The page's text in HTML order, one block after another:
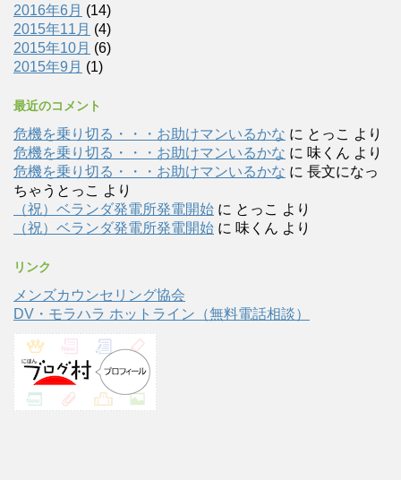
2016年6月 (14)
2015年11月 (4)
2015年10月 (6)
2015年9月 (1)
最近のコメント
危機を乗り切る・・・お助けマンいるかな に とっこ より
危機を乗り切る・・・お助けマンいるかな に 味くん より
危機を乗り切る・・・お助けマンいるかな に 長文になっ
ちゃうとっこ より
（祝）ベランダ発電所発電開始 に とっこ より
（祝）ベランダ発電所発電開始 に 味くん より
リンク
メンズカウンセリング協会
DV・モラハラ ホットライン（無料電話相談）